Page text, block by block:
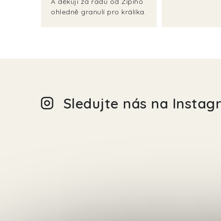
ohledně granulí pro králíka.
Sledujte nás na